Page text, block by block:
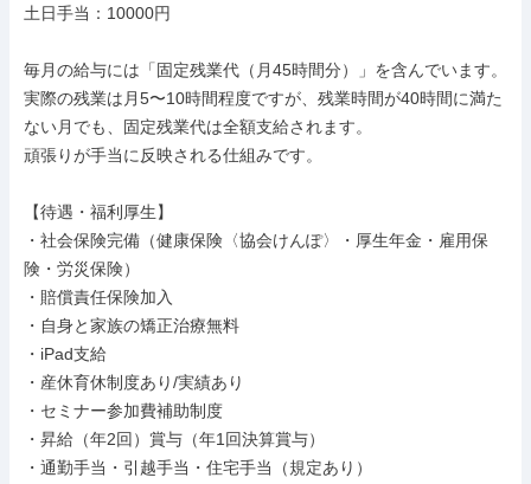
土日手当：10000円
毎月の給与には「固定残業代（月45時間分）」を含んでいます。
実際の残業は月5〜10時間程度ですが、残業時間が40時間に満た
ない月でも、固定残業代は全額支給されます。
頑張りが手当に反映される仕組みです。
【待遇・福利厚生】
・社会保険完備（健康保険〈協会けんぽ〉・厚生年金・雇用保
険・労災保険）
・賠償責任保険加入
・自身と家族の矯正治療無料
・iPad支給
・産休育休制度あり/実績あり
・セミナー参加費補助制度
・昇給（年2回）賞与（年1回決算賞与）
・通勤手当・引越手当・住宅手当（規定あり）